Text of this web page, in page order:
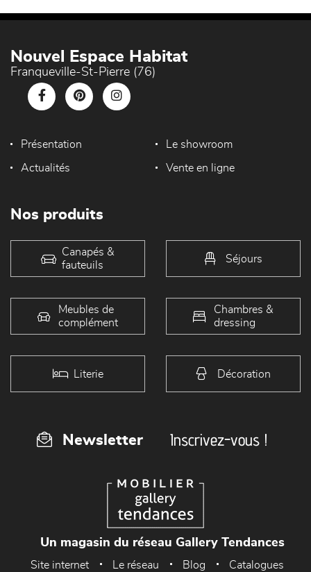
Nouvel Espace Habitat
Franqueville-St-Pierre (76)
Présentation Le showroom
Actualités Vente en ligne
Nos produits
Canapés &
fauteuils
Séjours
Meubles de
complément
Chambres &
dressing
Literie Décoration
Newsletter Inscrivez-vous !
Un magasin du réseau Gallery Tendances
Site internet Le réseau Blog Catalogues